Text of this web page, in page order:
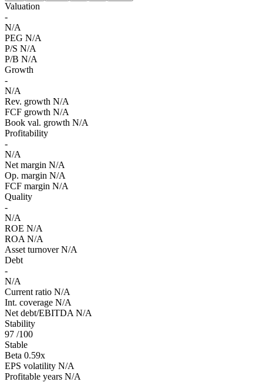
Valuation
-
N/A
PEG N/A
P/S N/A
P/B N/A
Growth
-
N/A
Rev. growth N/A
FCF growth N/A
Book val. growth N/A
Profitability
-
N/A
Net margin N/A
Op. margin N/A
FCF margin N/A
Quality
-
N/A
ROE N/A
ROA N/A
Asset turnover N/A
Debt
-
N/A
Current ratio N/A
Int. coverage N/A
Net debt/EBITDA N/A
Stability
97 /100
Stable
Beta 0.59x
EPS volatility N/A
Profitable years N/A